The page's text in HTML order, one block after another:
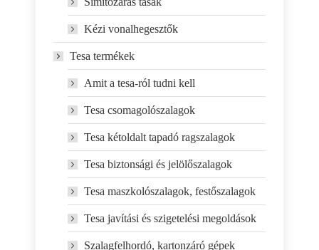
Kézi vonalhegesztők
Tesa termékek
Amit a tesa-ról tudni kell
Tesa csomagolószalagok
Tesa kétoldalt tapadó ragszalagok
Tesa biztonsági és jelölőszalagok
Tesa maszkolószalagok, festőszalagok
Tesa javítási és szigetelési megoldások
Szalagfelhordó, kartonzáró gépek